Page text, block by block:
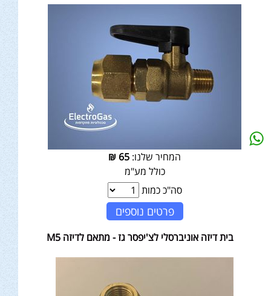
המחיר שלנו: 65
₪
כולל מע"מ
סה"כ כמות
פרטים נוספים
בית דיזה אוניברסלי לצ'יפסר גז - מתאם לדיזה M5